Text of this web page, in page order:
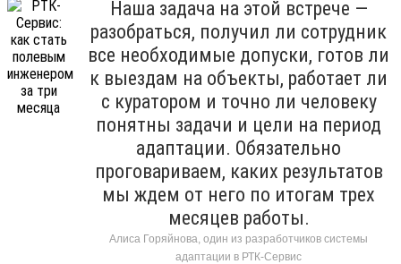
Наша задача на этой встрече —
разобраться, получил ли сотрудник
все необходимые допуски, готов ли
к выездам на объекты, работает ли
с куратором и точно ли человеку
понятны задачи и цели на период
адаптации. Обязательно
проговариваем, каких результатов
мы ждем от него по итогам трех
месяцев работы.
Алиса Горяйнова, один из разработчиков системы
адаптации в РТК-Сервис